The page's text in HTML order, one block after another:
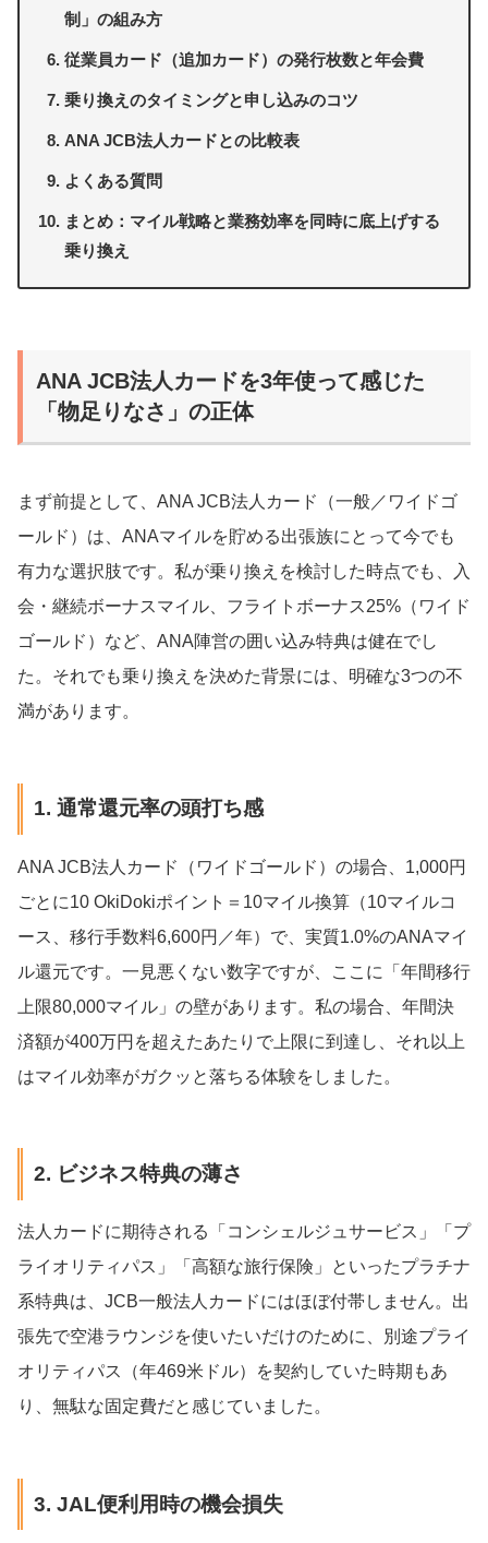
制」の組み方
従業員カード（追加カード）の発行枚数と年会費
乗り換えのタイミングと申し込みのコツ
ANA JCB法人カードとの比較表
よくある質問
まとめ：マイル戦略と業務効率を同時に底上げする
乗り換え
ANA JCB法人カードを3年使って感じた
「物足りなさ」の正体
まず前提として、ANA JCB法人カード（一般／ワイドゴ
ールド）は、ANAマイルを貯める出張族にとって今でも
有力な選択肢です。私が乗り換えを検討した時点でも、入
会・継続ボーナスマイル、フライトボーナス25%（ワイド
ゴールド）など、ANA陣営の囲い込み特典は健在でし
た。それでも乗り換えを決めた背景には、明確な3つの不
満があります。
1. 通常還元率の頭打ち感
ANA JCB法人カード（ワイドゴールド）の場合、1,000円
ごとに10 OkiDokiポイント＝10マイル換算（10マイルコ
ース、移行手数料6,600円／年）で、実質1.0%のANAマイ
ル還元です。一見悪くない数字ですが、ここに「年間移行
上限80,000マイル」の壁があります。私の場合、年間決
済額が400万円を超えたあたりで上限に到達し、それ以上
はマイル効率がガクッと落ちる体験をしました。
2. ビジネス特典の薄さ
法人カードに期待される「コンシェルジュサービス」「プ
ライオリティパス」「高額な旅行保険」といったプラチナ
系特典は、JCB一般法人カードにはほぼ付帯しません。出
張先で空港ラウンジを使いたいだけのために、別途プライ
オリティパス（年469米ドル）を契約していた時期もあ
り、無駄な固定費だと感じていました。
3. JAL便利用時の機会損失